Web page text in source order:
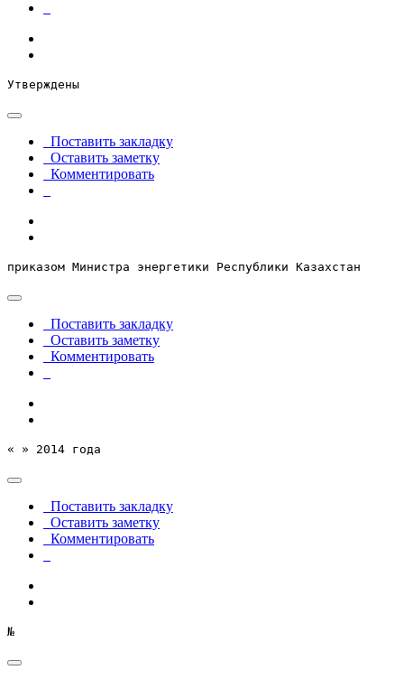
Утверждены
Поставить закладку
Оставить заметку
Комментировать
приказом Министра энергетики Республики Казахстан
Поставить закладку
Оставить заметку
Комментировать
« » 2014 года
Поставить закладку
Оставить заметку
Комментировать
№